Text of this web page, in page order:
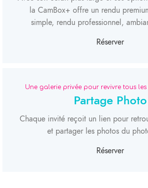
la CamBox+ offre un rendu
simple, rendu professionnel,
Réserver
Une galerie privée pour revivre tous les
Partage Photo
Chaque invité reçoit un lien pour
et partager les photos du
Réserver